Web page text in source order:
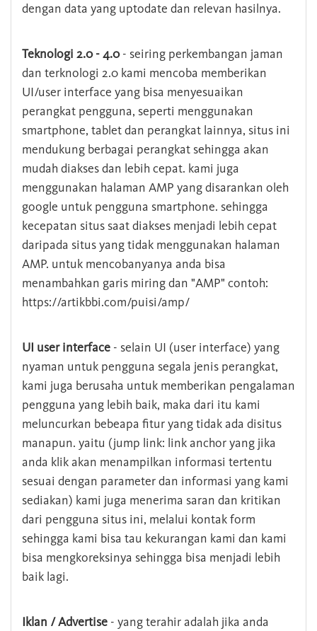
dengan data yang uptodate dan relevan hasilnya.
Teknologi 2.0 - 4.0- seiring perkembangan jaman
dan terknologi 2.0 kami mencoba memberikan
UI/user interface yang bisa menyesuaikan
perangkat pengguna, seperti menggunakan
smartphone, tablet dan perangkat lainnya, situs ini
mendukung berbagai perangkat sehingga akan
mudah diakses dan lebih cepat. kami juga
menggunakan halaman AMP yang disarankan oleh
google untuk pengguna smartphone. sehingga
kecepatan situs saat diakses menjadi lebih cepat
daripada situs yang tidak menggunakan halaman
AMP. untuk mencobanyanya anda bisa
menambahkan garis miring dan "AMP" contoh:
https://artikbbi.com/puisi/amp/
UI user interface - selain UI (user interface) yang
nyaman untuk pengguna segala jenis perangkat,
kami juga berusaha untuk memberikan pengalaman
pengguna yang lebih baik, maka dari itu kami
meluncurkan bebeapa fitur yang tidak ada disitus
manapun. yaitu (jump link: link anchor yang jika
anda klik akan menampilkan informasi tertentu
sesuai dengan parameter dan informasi yang kami
sediakan) kami juga menerima saran dan kritikan
dari pengguna situs ini, melalui kontak form
sehingga kami bisa tau kekurangan kami dan kami
bisa mengkoreksinya sehingga bisa menjadi lebih
baik lagi.
Iklan / Advertise - yang terahir adalah jika anda